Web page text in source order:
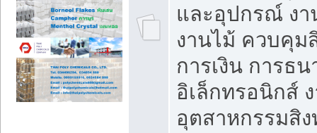
และอุปกรณ์ ง
งานไม้ ควบคุม
การเงิน การธ
อิเล็กทรอนิกส์
อุตสาหกรรมสิ